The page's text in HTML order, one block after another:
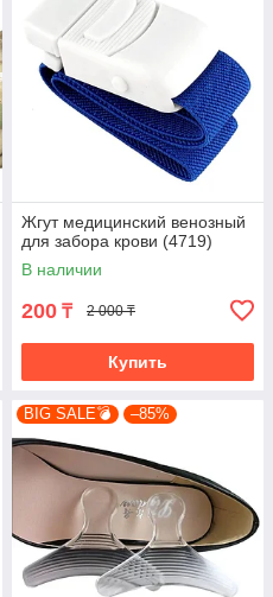
Жгут медицинский венозный
для забора крови (4719)
В наличии
200 ₸ 2 000 ₸
Купить
BIG SALE💣 –85%